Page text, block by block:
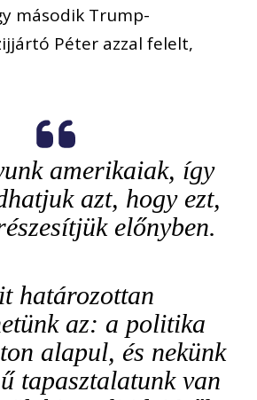
második Trump-
Péter azzal felelt,
amerikaiak, így
azt, hogy ezt,
előnyben.
határozottan
az: a politika
alapul, és nekünk
tapasztalatunk van